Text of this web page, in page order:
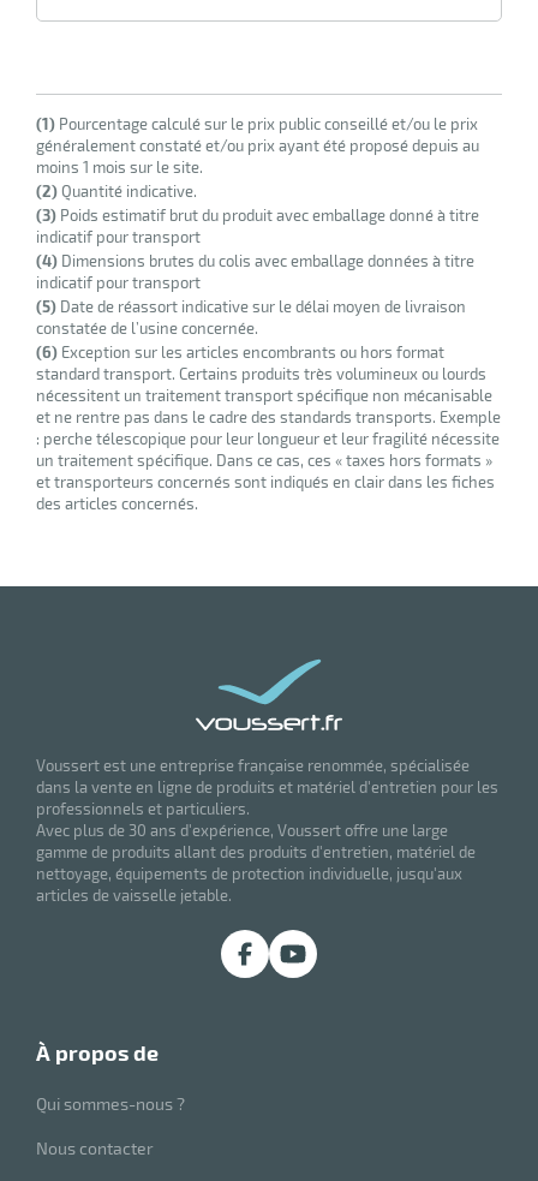
(1) Pourcentage calculé sur le prix public conseillé et/ou le prix
généralement constaté et/ou prix ayant été proposé depuis au
moins 1 mois sur le site.
(2)Quantité indicative.
(3) Poids estimatif brut du produit avec emballage donné à titre
indicatif pour transport
(4) Dimensions brutes du colis avec emballage données à titre
indicatif pour transport
(5) Date de réassort indicative sur le délai moyen de livraison
constatée de l’usine concernée.
(6) Exception sur les articles encombrants ou hors format
standard transport. Certains produits très volumineux ou lourds
nécessitent un traitement transport spécifique non mécanisable
et ne rentre pas dans le cadre des standards transports. Exemple
: perche télescopique pour leur longueur et leur fragilité nécessite
un traitement spécifique. Dans ce cas, ces « taxes hors formats »
et transporteurs concernés sont indiqués en clair dans les fiches
des articles concernés.
Voussert est une entreprise française renommée, spécialisée
dans la vente en ligne de produits et matériel d'entretien pour les
professionnels et particuliers.
Avec plus de 30 ans d'expérience, Voussert offre une large
gamme de produits allant des produits d'entretien, matériel de
nettoyage, équipements de protection individuelle, jusqu'aux
articles de vaisselle jetable.
à propos de
Qui sommes-nous ?
Nous contacter